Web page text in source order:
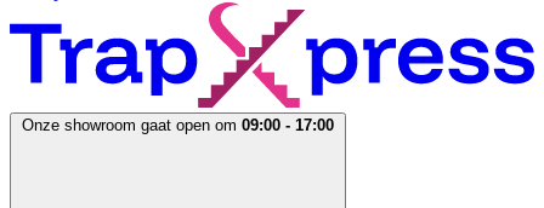
Onze showroom gaat open om 09:00 - 17:00